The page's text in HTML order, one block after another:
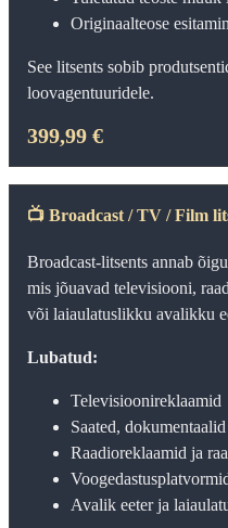
Originaalteose
See litsents sobib
loovagentuuridele.
399,99 €
📺 Broadcast / TV / Film
Broadcast-litsents annab
mis jõuavad televisiooni,
või laiaulatuslikku avalikku
Lubatud:
Televisioonireklaamid
Saated,
Raadioreklaamid ja
Avalik eeter ja